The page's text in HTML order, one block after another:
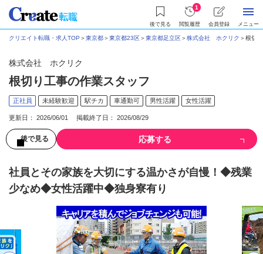
後で見る
1
閲覧履歴 会員登録 メニュー
クリエイト転職・求人TOP ＞東京都＞東京都23区＞東京都足立区＞株式会社 ホクリク ＞根切
株式会社 ホクリク
根切り工事の作業スタッフ
正社員 未経験歓迎 駅チカ 車通勤可 男性活躍 女性活躍
更新日： 2026/06/01 掲載終了日： 2026/08/29
後で見る 応募する
社員とその家族を大切にする温かさが自慢！◆残業
少なめ◆女性活躍中◆独身寮有り